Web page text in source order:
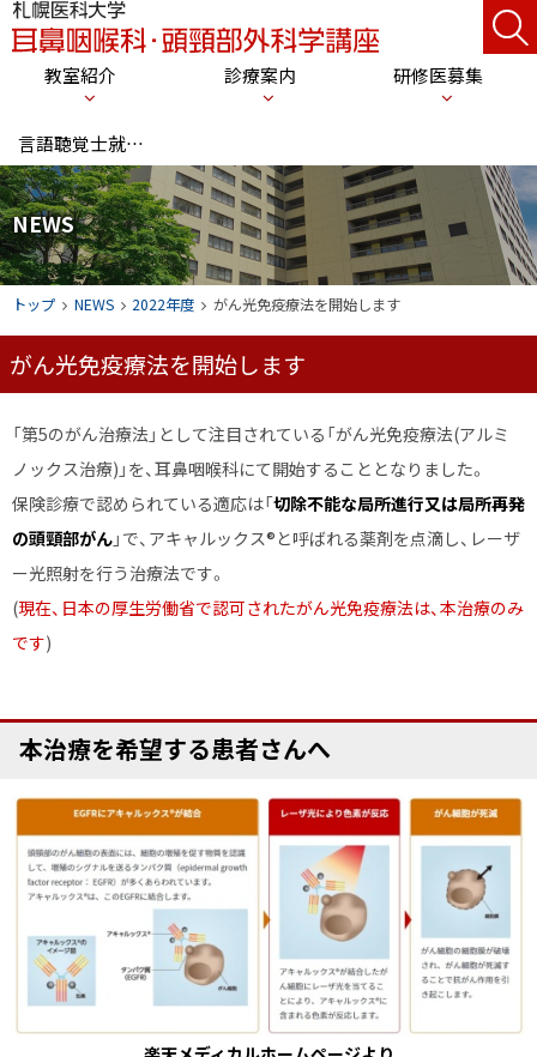
本
文
ュ
ー
へ
幌
医
学
鼻
科
頸
部
外
科
講
ュ
ー
教室紹介 診療案内 研修医募集
言語聴覚士就職支援
サ
イ
ト
索
NEWS
現
在
位
置
の
層
トップ NEWS 2022年度 がん光免疫療法を開始します
がん光免疫療法を開始します
「第5のがん治療法」として注目されている「がん光免疫療法(アルミ
ノックス治療)」を、耳鼻咽喉科にて開始することとなりました。
保険診療で認められている適応は「切除不能な局所進行又は局所再発
の頭頸部がん」で、アキャルックス®と呼ばれる薬剤を点滴し、レーザ
ー光照射を行う治療法です。
(現在、日本の厚生労働省で認可されたがん光免疫療法は、本治療のみ
です)
ペ
ー
目
希
本治療を希望する患者さんへ